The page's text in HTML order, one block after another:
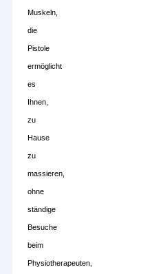
Muskeln,
die
Pistole
ermöglicht
es
Ihnen,
zu
Hause
zu
massieren,
ohne
ständige
Besuche
beim
Physiotherapeuten,